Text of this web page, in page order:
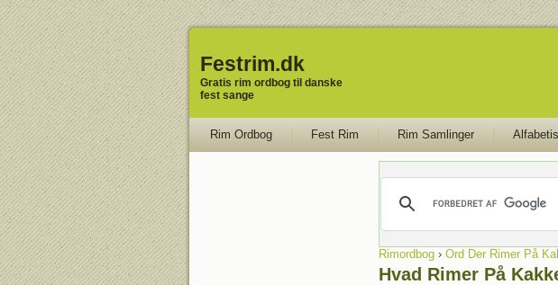
Festrim.dk
Gratis rim ordbog til danske
fest sange
Rim Ordbog Fest Rim Rim Samlinger
Rimordbog› Ord Der Rimer På
Hvad Rimer På